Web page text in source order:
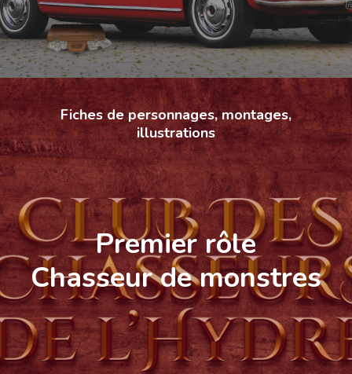
Fiches de personnages, montages,
illustrations
Premier rôle
Chasseur de monstres